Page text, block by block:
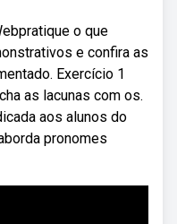
o que
e confira as
Exercício 1
as lacunas com os.
aos alunos do
pronomes